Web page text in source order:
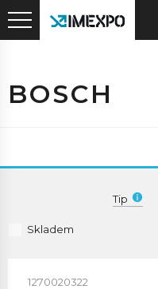
BOSCH
Tip
Skladem
1270020322